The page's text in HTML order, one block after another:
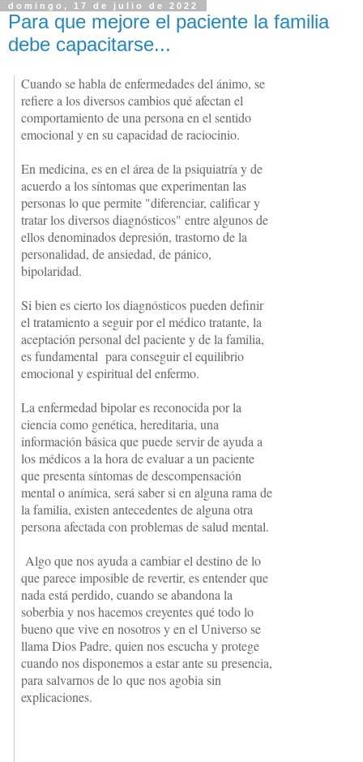
domingo, 17 de julio de 2022
Para que mejore el paciente la familia
debe capacitarse...
Cuando se habla de enfermedades del ánimo, se
refiere a los diversos cambios qué afectan el
comportamiento de una persona en el sentido
emocional y en su capacidad de raciocinio.
En medicina, es en el área de la psiquiatría y de
acuerdo a los síntomas que experimentan las
personas lo que permite "diferenciar, calificar y
tratar los diversos diagnósticos" entre algunos de
ellos denominados depresión, trastorno de la
personalidad, de ansiedad, de pánico,
bipolaridad.
Si bien es cierto los diagnósticos pueden definir
el tratamiento a seguir por el médico tratante, la
aceptación personal del paciente y de la familia,
es fundamental para conseguir el equilibrio
emocional y espiritual del enfermo.
La enfermedad bipolar es reconocida por la
ciencia como genética, hereditaria, una
información básica que puede servir de ayuda a
los médicos a la hora de evaluar a un paciente
que presenta síntomas de descompensación
mental o anímica, será saber si en alguna rama de
la familia, existen antecedentes de alguna otra
persona afectada con problemas de salud mental.
Algo que nos ayuda a cambiar el destino de lo
que parece imposible de revertir, es entender que
nada está perdido, cuando se abandona la
soberbia y nos hacemos creyentes qué todo lo
bueno que vive en nosotros y en el Universo se
llama Dios Padre, quien nos escucha y protege
cuando nos disponemos a estar ante su presencia,
para salvarnos de lo que nos agobia sin
explicaciones.